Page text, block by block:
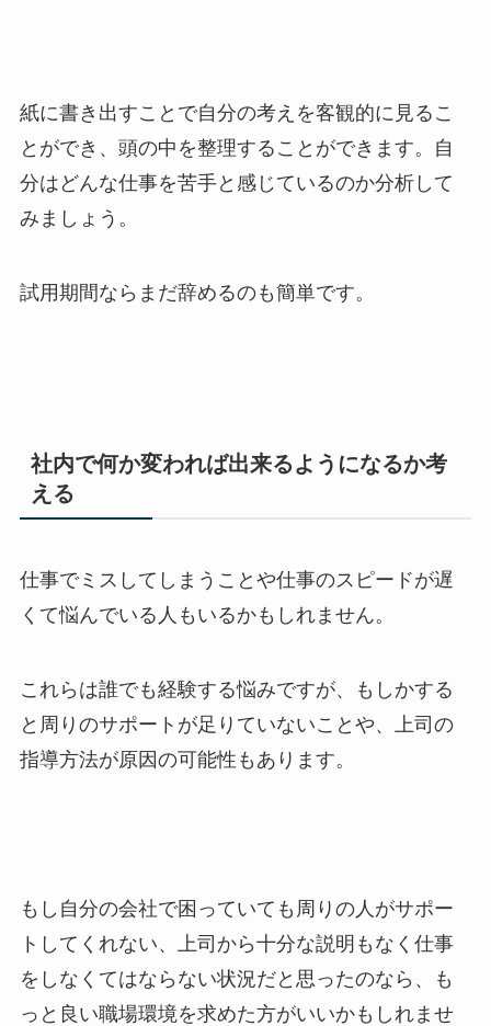
紙に書き出すことで自分の考えを客観的に見るこ
とができ、頭の中を整理することができます。自
分はどんな仕事を苦手と感じているのか分析して
みましょう。
試用期間ならまだ辞めるのも簡単です。
社内で何か変われば出来るようになるか考
える
仕事でミスしてしまうことや仕事のスピードが遅
くて悩んでいる人もいるかもしれません。
これらは誰でも経験する悩みですが、
もしかする
と周りのサポートが足りていないことや、上司の
指導方法が原因の可能性もあります。
もし自分の会社で困っていても周りの人がサポー
トしてくれない、上司から十分な説明もなく仕事
をしなくてはならない状況だと思ったのなら、も
っと良い職場環境を求めた方がいいかもしれませ